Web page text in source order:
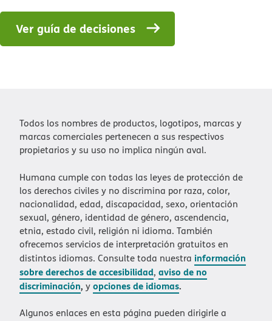
Ver guía de decisiones​​
Todos los nombres de productos, logotipos, marcas y
marcas comerciales pertenecen a sus respectivos
propietarios y su uso no implica ningún aval.​​
Humana cumple con todas las leyes de protección de
los derechos civiles y no discrimina por raza, color,
nacionalidad, edad, discapacidad, sexo, orientación
sexual, género, identidad de género, ascendencia,
etnia, estado civil, religión ni idioma. También
ofrecemos servicios de interpretación gratuitos en
distintos idiomas. Consulte toda nuestra información
sobre derechos de accesibilidad, aviso de no
discriminación, yopciones de idiomas.
Algunos enlaces en esta página pueden dirigirle a